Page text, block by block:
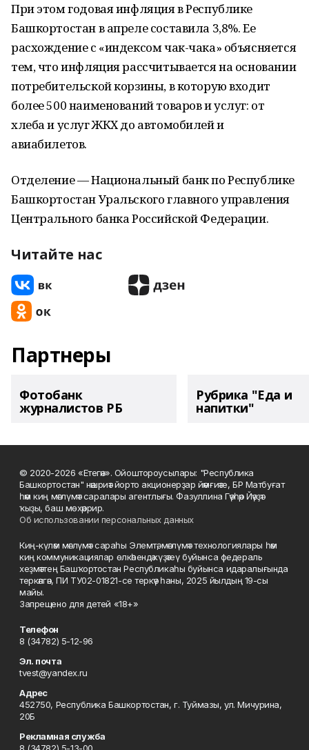
При этом годовая инфляция в Республике
Башкортостан в апреле составила 3,8%. Ее
расхождение с «индексом чак-чака» объясняется
тем, что инфляция рассчитывается на основании
потребительской корзины, в которую входит
более 500 наименований товаров и услуг: от
хлеба и услуг ЖКХ до автомобилей и
авиабилетов.
Отделение — Национальный банк по Республике
Башкортостан Уральского главного управления
Центрального банка Российской Федерации.
Читайте нас
Партнеры
Фотобанк
журналистов РБ
Рубрика "Еда и
напитки"
© 2020-2026 «Етегән». Ойоштороусылары: "Республика
Башкортостан" нәшриәт йорто акционерҙар йәмғиәте, БР Матбуғат
һәм киң мәғлүмәт саралары агентлығы. Фазуллина Гәүһәр Йәүҙәт
ҡыҙы, баш мөхәррир.
Об использовании персональных данных
Киң-күләм мәғлүмәт сараһы Элемтә, мәғлүмәт технологиялары һәм
киң коммуникациялар өлкәһендә күҙәтеү буйынса федераль
хеҙмәттең Башҡортостан Республикаһы буйынса идаралығында
теркәлгән, ПИ ТУ02-01821-се теркәү һаны, 2025 йылдың 19-сы
майы.
Запрещено для детей «18+»
Телефон
8 (34782) 5-12-96
Эл. почта
tvest@yandex.ru
Адрес
452750, Республика Башкортостан, г. Туймазы, ул. Мичурина,
20Б
Рекламная служба